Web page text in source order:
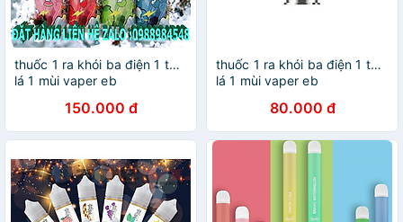
thuốc 1 ra khói ba điện 1 tử 1
lá 1 mùi vaper eb
150.000 đ
thuốc 1 ra khói ba điện 1 tử 1
lá 1 mùi vaper eb
80.000 đ